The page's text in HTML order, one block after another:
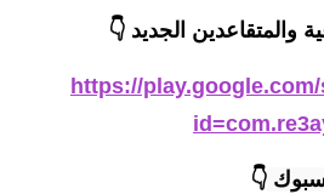
اسئلة وزارية
المرحلة الابتدائية
والمتقاعدين الجديد 👇
https://
👇